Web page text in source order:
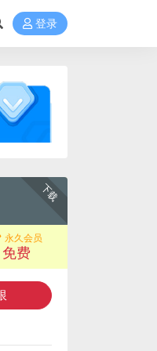
登录
下载
永久会员
免费